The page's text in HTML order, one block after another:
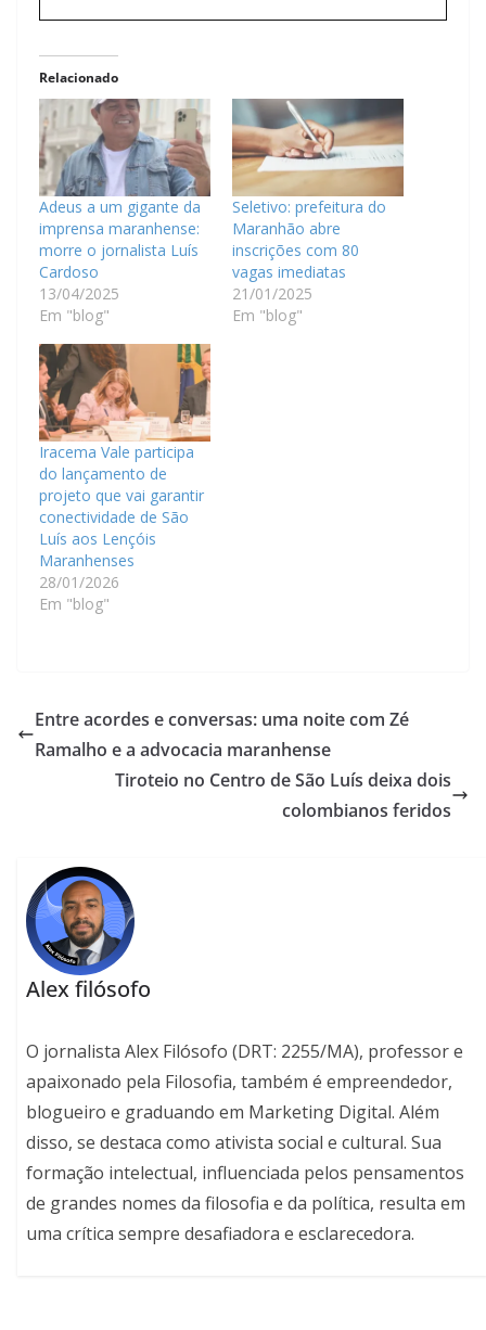
Relacionado
Adeus a um gigante da
imprensa maranhense:
morre o jornalista Luís
Cardoso
13/04/2025
Em "blog"
Seletivo: prefeitura do
Maranhão abre
inscrições com 80
vagas imediatas
21/01/2025
Em "blog"
Iracema Vale participa
do lançamento de
projeto que vai garantir
conectividade de São
Luís aos Lençóis
Maranhenses
28/01/2026
Em "blog"
Entre acordes e conversas: uma noite com Zé
Ramalho e a advocacia maranhense
Tiroteio no Centro de São Luís deixa dois
colombianos feridos
Alex filósofo
O jornalista Alex Filósofo (DRT: 2255/MA), professor e
apaixonado pela Filosofia, também é empreendedor,
blogueiro e graduando em Marketing Digital. Além
disso, se destaca como ativista social e cultural. Sua
formação intelectual, influenciada pelos pensamentos
de grandes nomes da filosofia e da política, resulta em
uma crítica sempre desafiadora e esclarecedora.